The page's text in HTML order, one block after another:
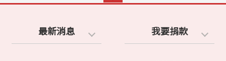
最新消息 我要捐款